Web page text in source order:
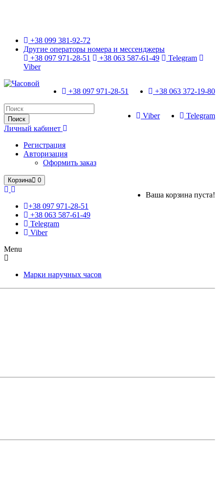
+38 099 381-92-72
Другие операторы номера и мессенджеры
+38 097 971-28-51
+38 063 587-61-49
Telegram
Viber
+38 063 372-19-80
+38 097 971-28-51
Telegram
Viber
Поиск
Личный кабинет
Регистрация
Авторизация
Оформить заказ
Корзина 0
Ваша корзина пуста!
+38 097 971-28-51
+38 063 587-61-49
Telegram
Viber
Menu
Марки наручных часов